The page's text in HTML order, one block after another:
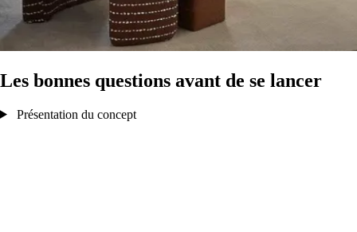
Les bonnes questions avant de se lancer
Présentation du concept